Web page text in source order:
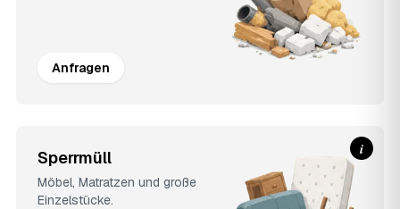
Anfragen
Sperrmüll
Möbel, Matratzen und große
Einzelstücke.
i